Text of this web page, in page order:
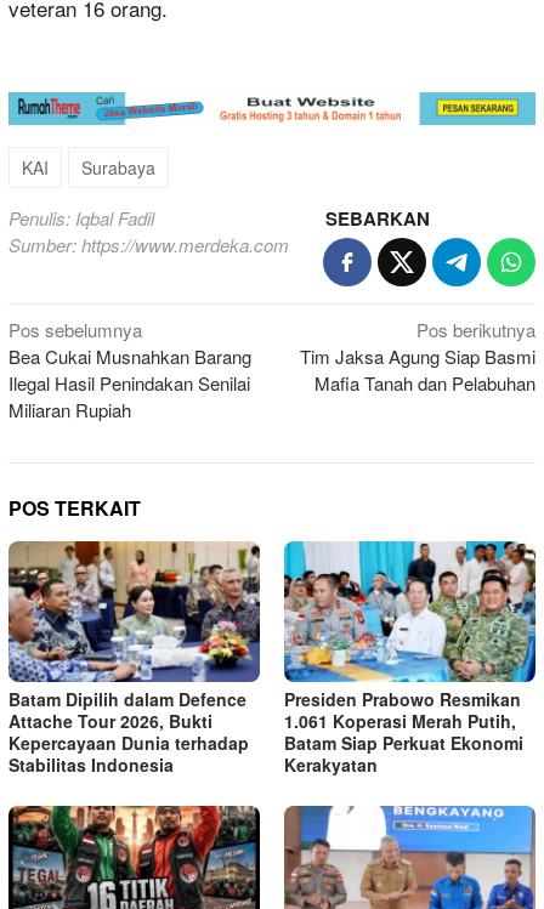
veteran 16 orang.
KAI Surabaya
Penulis: Iqbal Fadil
Sumber:https://www.merdeka.com
SEBARKAN
Navigasi
pos
Pos sebelumnya
Bea Cukai Musnahkan Barang
Ilegal Hasil Penindakan Senilai
Miliaran Rupiah
Pos berikutnya
Tim Jaksa Agung Siap Basmi
Mafia Tanah dan Pelabuhan
POS TERKAIT
Batam Dipilih dalam Defence
Attache Tour 2026, Bukti
Kepercayaan Dunia terhadap
Stabilitas Indonesia
Presiden Prabowo Resmikan
1.061 Koperasi Merah Putih,
Batam Siap Perkuat Ekonomi
Kerakyatan